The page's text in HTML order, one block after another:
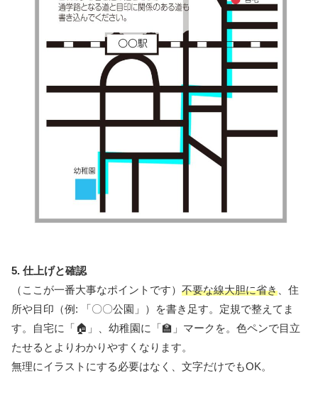
5. 仕上げと確認
（ここが一番大事なポイントです） 不要な線大胆に省き 、住
所や目印（例: 「〇〇公園」）を書き足す。定規で整えてま
す。自宅に「🏠」、幼稚園に「🏫」マークを。色ペンで目立
たせるとよりわかりやすくなります。
無理にイラストにする必要はなく、文字だけでもOK。